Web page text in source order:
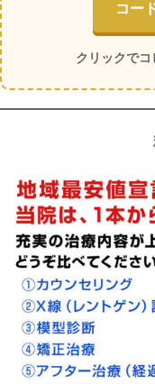
コー
クリックで